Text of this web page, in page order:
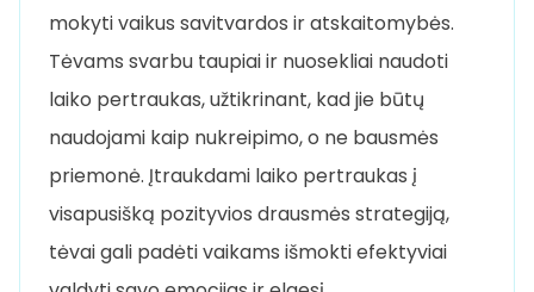
mokyti vaikus savitvardos ir atskaitomybės.
Tėvams svarbu taupiai ir nuosekliai naudoti
laiko pertraukas, užtikrinant, kad jie būtų
naudojami kaip nukreipimo, o ne bausmės
priemonė. Įtraukdami laiko pertraukas į
visapusišką pozityvios drausmės strategiją,
tėvai gali padėti vaikams išmokti efektyviai